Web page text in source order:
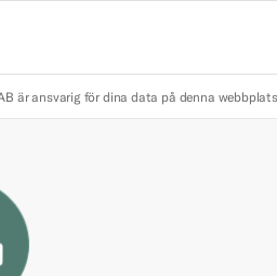
är ansvarig för dina data på denna